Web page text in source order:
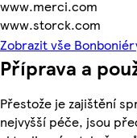
www.merci.com
www.storck.com
Zobrazit vše
Příprava a
Přestože je zajištění
nejvyšší péče, jsou